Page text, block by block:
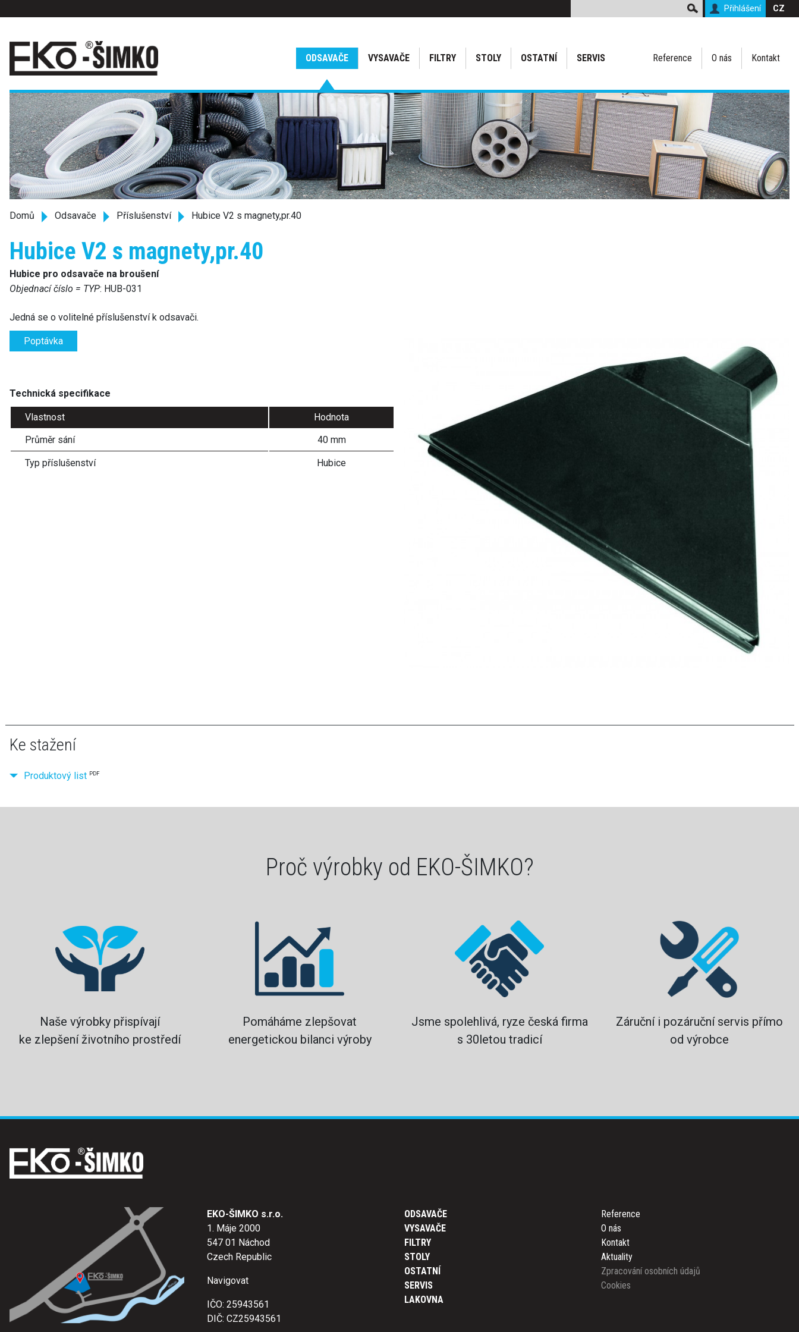
Přihlášení CZ
ODSAVAČE VYSAVAČE FILTRY STOLY OSTATNÍ SERVIS Reference O nás Kontakt
Domů Odsavače Příslušenství Hubice V2 s magnety,pr.40
Hubice V2 s magnety,pr.40
Hubice pro odsavače na broušení
Objednací číslo = TYP: HUB-031
Jedná se o volitelné příslušenství k odsavači.
Poptávka
Technická specifikace
Vlastnost
Hodnota
Průměr sání
40 mm
Typ příslušenství Hubice
Ke stažení
Produktový list PDF
Proč výrobky od EKO-ŠIMKO?
Naše výrobky přispívají
ke zlepšení životního prostředí
Pomáháme zlepšovat
energetickou bilanci výroby
Jsme spolehlivá, ryze česká firma
s 30letou tradicí
Záruční i pozáruční servis přímo
od výrobce
EKO-ŠIMKO s.r.o.
1. Máje 2000
547 01 Náchod
Czech Republic
Navigovat
IČO: 25943561
DIČ: CZ25943561
ODSAVAČE
VYSAVAČE
FILTRY
STOLY
OSTATNÍ
SERVIS
LAKOVNA
Reference
O nás
Kontakt
Aktuality
Zpracování osobních údajů
Cookies